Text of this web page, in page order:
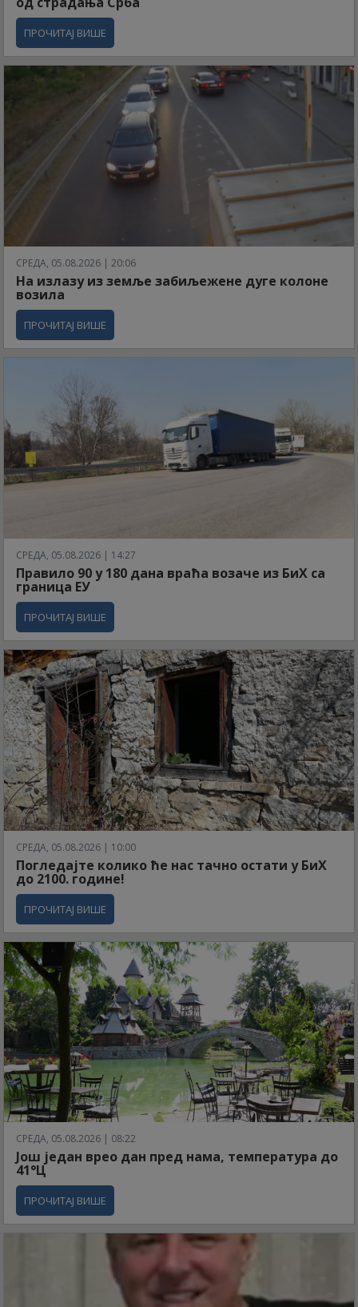
ПРОЧИТАЈ ВИШЕ
СРЕДА, 05.08.2026 | 20:06
На излазу из земље забиљежене дуге колоне
возила
ПРОЧИТАЈ ВИШЕ
СРЕДА, 05.08.2026 | 14:27
Правило 90 у 180 дана враћа возаче из БиХ са
граница ЕУ
ПРОЧИТАЈ ВИШЕ
СРЕДА, 05.08.2026 | 10:00
Погледајте колико ће нас тачно остати у БиХ
до 2100. године!
ПРОЧИТАЈ ВИШЕ
СРЕДА, 05.08.2026 | 08:22
Још један врео дан пред нама, температура до
41°Ц
ПРОЧИТАЈ ВИШЕ